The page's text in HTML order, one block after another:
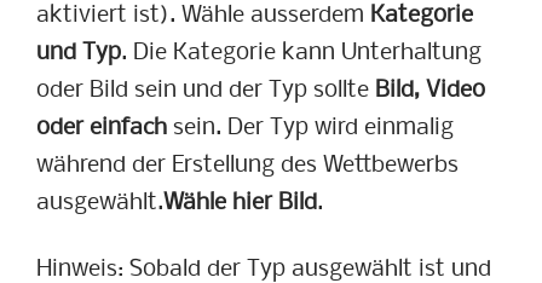
aktiviert ist). Wähle ausserdem Kategorie
und Typ. Die Kategorie kann Unterhaltung
oder Bild sein und der Typ sollte Bild, Video
oder einfach sein. Der Typ wird einmalig
während der Erstellung des Wettbewerbs
ausgewählt.Wähle hier Bild.
Hinweis: Sobald der Typ ausgewählt ist und